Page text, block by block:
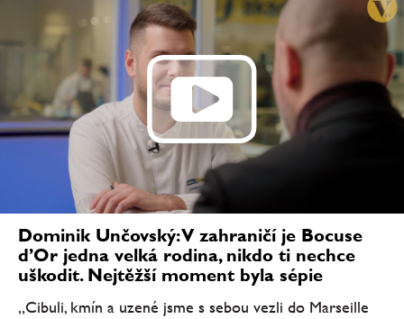
Dominik Unčovský: V zahraničí je Bocuse
d’Or jedna velká rodina, nikdo ti nechce
uškodit. Nejtěžší moment byla sépie
„Cibuli, kmín a uzené jsme s sebou vezli do Marseille